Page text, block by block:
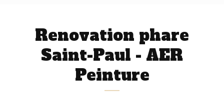
Renovation phare
Saint-Paul - AER
Peinture